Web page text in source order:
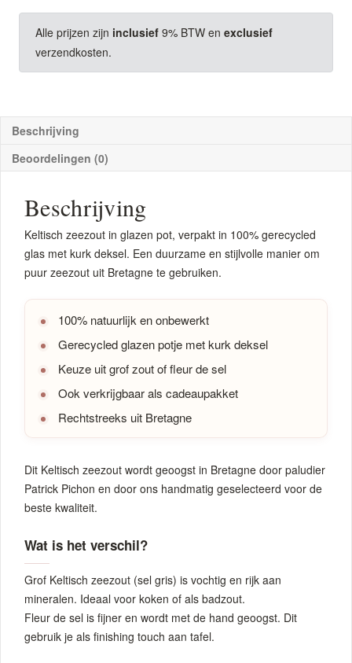
100%
gerecycled
aantal
Alle prijzen zijn inclusief 9% BTW en exclusief
verzendkosten.
Beschrijving
Beoordelingen (0)
Beschrijving
Keltisch zeezout in glazen pot, verpakt in 100% gerecycled
glas met kurk deksel. Een duurzame en stijlvolle manier om
puur zeezout uit Bretagne te gebruiken.
100% natuurlijk en onbewerkt
Gerecycled glazen potje met kurk deksel
Keuze uit grof zout of fleur de sel
Ook verkrijgbaar als cadeaupakket
Rechtstreeks uit Bretagne
Dit Keltisch zeezout wordt geoogst in Bretagne door paludier
Patrick Pichon en door ons handmatig geselecteerd voor de
beste kwaliteit.
Wat is het verschil?
Grof Keltisch zeezout (sel gris) is vochtig en rijk aan
mineralen. Ideaal voor koken of als badzout.
Fleur de sel is fijner en wordt met de hand geoogst. Dit
gebruik je als finishing touch aan tafel.